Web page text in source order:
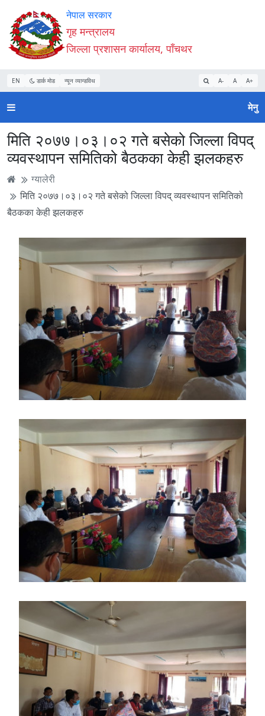
Accessibility
Mode
सुरु
गर्नुहोस्
सामाग्री
पढ्नुहाेस्
नेभिगेसन
पढ्नुहाेस्
वेबसाइट
खोजमा
जानुहोस्
नेपाल सरकार
गृह मन्त्रालय
जिल्ला प्रशासन कार्यालय, पाँचथर
EN डार्क मोड न्यून व्यान्डविथ A- A A+
मेनु
मिति २०७७।०३।०२ गते बसेको जिल्ला विपद्
व्यवस्थापन समितिको बैठकका केही झलकहरु
ग्यालेरी
मिति २०७७।०३।०२ गते बसेको जिल्ला विपद् व्यवस्थापन समितिको
बैठकका केही झलकहरु